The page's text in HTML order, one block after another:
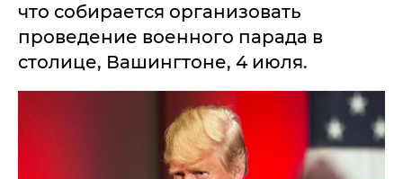
что собирается организовать
проведение военного парада в
столице, Вашингтоне, 4 июля.